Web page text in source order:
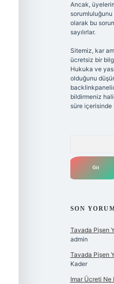
Ancak,
olarak bu
sayılırlar.
Sitemiz, kar
ücretsiz bir
Hukuka ve
olduğunu
bildirmeniz
süre içerisinde
SON
Tavada Pişen
admin
Tavada Pişen
Kader
Imar Ücreti Ne